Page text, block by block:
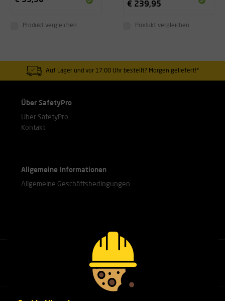
Produkt vergleichen
€ 239,95
Produkt vergleichen
Auf Lager und vor 17:00 Uhr bestellt? Morgen geliefert!*
Über SafetyPro
Über SafetyPro
Kontakt
Allgemeine Informationen
Allgemeine Geschäftsbedingungen
Rufen Sie unsere Experten an.
+31(0)76 751 25 18